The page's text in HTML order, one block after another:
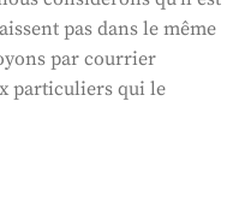
pas dans le même
par courrier
particuliers qui le